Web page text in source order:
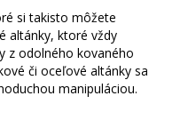
si takisto môžete
altánky, ktoré vždy
z odolného kovaného
či oceľové altánky sa
manipuláciou.